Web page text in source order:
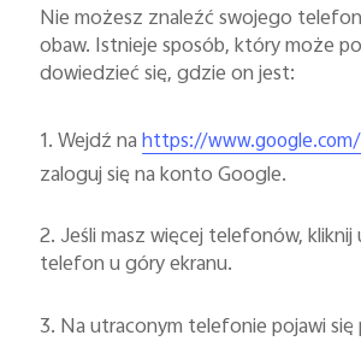
Nie możesz znaleźć swojego
obaw. Istnieje sposób, który może
dowiedzieć się, gdzie on jest:
1. Wejdź nahttps://
zaloguj się na konto Google.
2. Jeśli masz więcej telefonów,
telefon u góry ekranu.
3. Na utraconym telefonie pojawi się